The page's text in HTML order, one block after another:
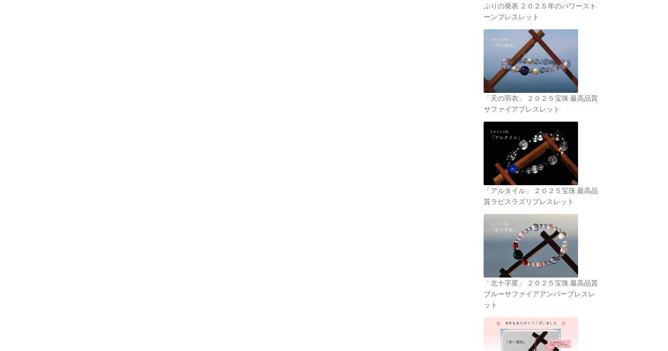
ぶりの発表 ２０２５年のパワースト
ーンブレスレット
「天の羽衣」 ２０２５宝珠 最高品質
サファイアブレスレット
「アルタイル」 ２０２５宝珠 最高品
質ラピスラズリブレスレット
「北十字星」 ２０２５宝珠 最高品質
ブルーサファイアアンバーブレスレ
ット